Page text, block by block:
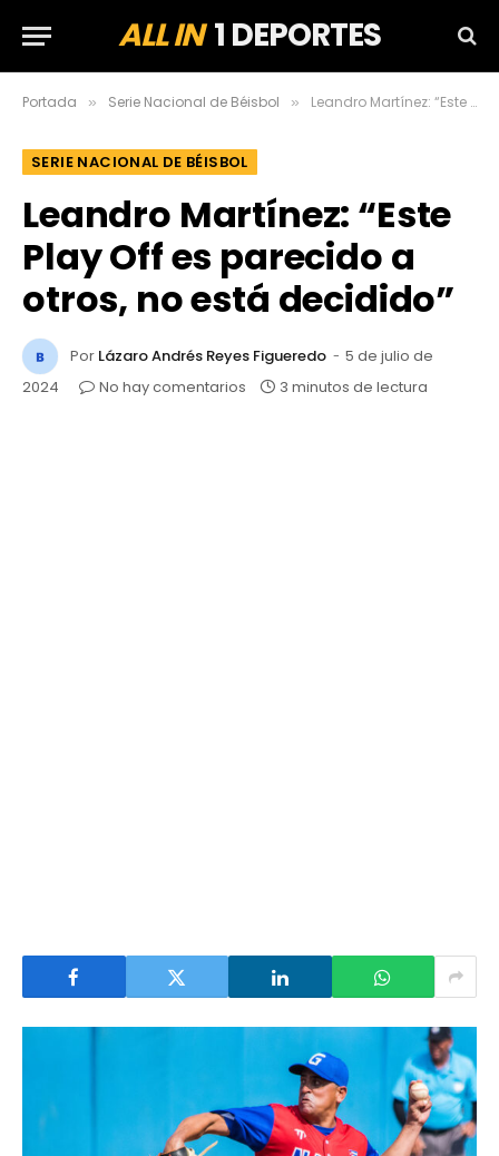
ALL IN1 DEPORTES
Portada » Serie Nacional de Béisbol » Leandro Martínez: “Este Play Off es parecido a otros, no está decidido”
SERIE NACIONAL DE BÉISBOL
Leandro Martínez: “Este
Play Off es parecido a
otros, no está decidido”
Por Lázaro Andrés Reyes Figueredo
5 de julio de
2024
No hay comentarios 3 minutos de lectura